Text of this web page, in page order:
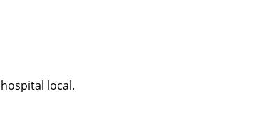
local.